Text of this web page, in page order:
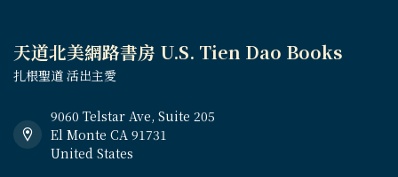
天道北美網路書房 U.S. Tien Dao Books
扎根聖道 活出主愛
9060 Telstar Ave, Suite 205
El Monte CA 91731
United States